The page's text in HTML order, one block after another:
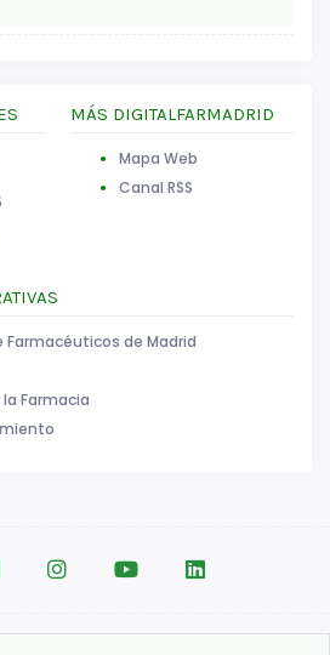
MÁS DIGITALFARMADRID
Mapa Web
Canal RSS
Farmacéuticos de Madrid
Farmacia